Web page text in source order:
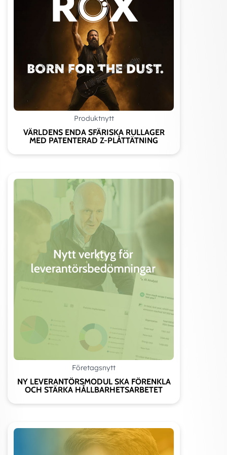
Pv-värde, Mpa x m/s, kont / int
Motgående material
Rekommenderad axelhårdhet:
Rek ytfinhet axel (Ra)
Inbyggnadsmått hus:
Produktnytt
VÄRLDENS ENDA SFÄRISKA RULLAGER
MED PATENTERAD Z-PLÅTTÄTNING
Företagsnytt
NY LEVERANTÖRSMODUL SKA FÖRENKLA
OCH STÄRKA HÅLLBARHETSARBETET